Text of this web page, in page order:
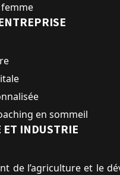
en sommeil
ET INDUSTRIE
de l’agriculture et le